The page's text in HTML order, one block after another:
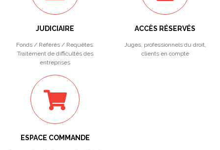
JUDICIAIRE
Fonds / Référés / Requêtes.
Traitement de difficultés des
entreprises
ACCÈS RÉSERVÉS
Juges, professionnels du droit,
clients en compte
ESPACE COMMANDE